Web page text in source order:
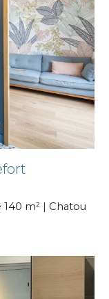
m² | Chatou